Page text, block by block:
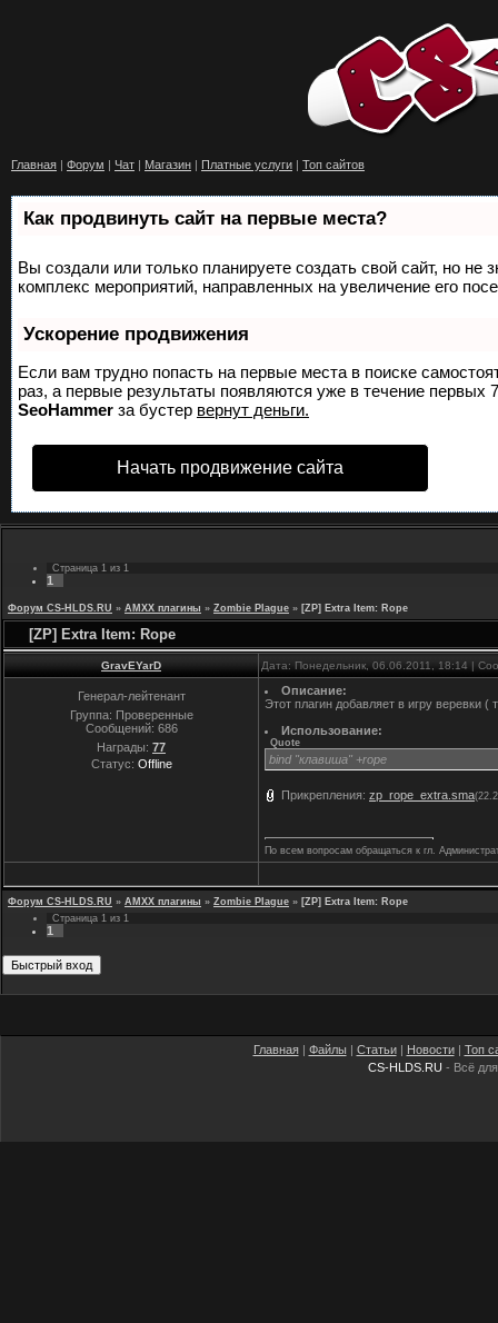
Главная | Форум | Чат | Магазин | Платные услуги | Топ сайтов
Как продвинуть сайт на первые места?
Вы создали или только планируете создать свой сайт, но не
комплекс мероприятий, направленных на увеличение его
Ускорение продвижения
Если вам трудно попасть на первые места в поиске
раз, а первые результаты появляются уже в течение первых
SeoHammer за бустер вернут деньги.
Начать продвижение сайта
Страница 1 из 1
1
Форум CS-HLDS.RU » AMXX плагины » Zombie Plague » [ZP] Extra Item: Rope
[ZP] Extra Item: Rope
GravEYarD Дата: Понедельник, 06.06.2011, 18:14 |
Генерал-лейтенант
Группа: Проверенные
Сообщений: 686
Награды: 77
Статус: Offline
Описание:
Этот плагин добавляет в игру веревки (
Использование:
Quote
bind "клавиша" +rope
Прикрепления: zp_rope_extra.sma
По всем вопросам обращаться к гл.
Форум CS-HLDS.RU » AMXX плагины » Zombie Plague » [ZP] Extra Item: Rope
Страница 1 из 1
1
Главная| Файлы | Статьи| Новости| Топ
CS-HLDS.RU - Всё